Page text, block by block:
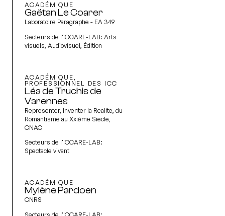
ACADÉMIQUE
Gaëtan Le Coarer
Laboratoire Paragraphe - EA 349
Secteurs de l'ICCARE-LAB: Arts
visuels, Audiovisuel, Édition
ACADÉMIQUE,
PROFESSIONNEL DES ICC
Léa de Truchis de
Varennes
Representer, Inventer la Realite, du
Romantisme au Xxième Siecle,
CNAC
Secteurs de l'ICCARE-LAB:
Spectacle vivant
ACADÉMIQUE
Mylène Pardoen
CNRS